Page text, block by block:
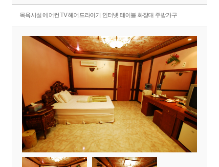
목욕시설 에어컨 TV 헤어드라이기 인터넷 테이블 화장대 주방가구